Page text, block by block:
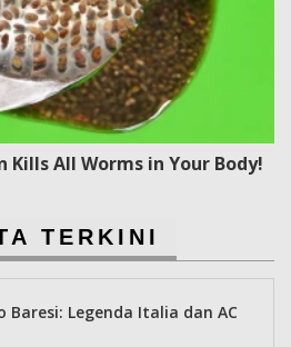
Kills All Worms in Your Body!
TERKINI
Baresi: Legenda Italia dan AC